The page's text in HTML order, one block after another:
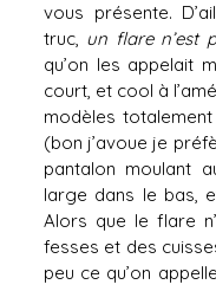
vous présente.
truc, un flare n’est
qu’on les appelait
court, et cool à
modèles
(bon j’avoue je
pantalon moulant
large dans le bas,
Alors que le flare
fesses et des
peu ce qu’on